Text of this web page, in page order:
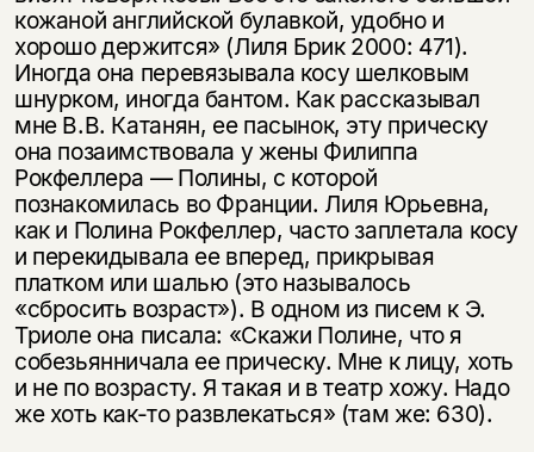
кожаной английской булавкой, удобно и
хорошо держится» (Лиля Брик 2000: 471).
Иногда она перевязывала косу шелковым
шнурком, иногда бантом. Как рассказывал
мне В.В. Катанян, ее пасынок, эту прическу
она позаимствовала у жены Филиппа
Рокфеллера — Полины, с которой
познакомилась во Франции. Лиля Юрьевна,
как и Полина Рокфеллер, часто заплетала косу
и перекидывала ее вперед, прикрывая
платком или шалью (это называлось
«сбросить возраст»). В одном из писем к Э.
Триоле она писала: «Скажи Полине, что я
собезьянничала ее прическу. Мне к лицу, хоть
и не по возрасту. Я такая и в театр хожу. Надо
же хоть как-то развлекаться» (там же: 630).